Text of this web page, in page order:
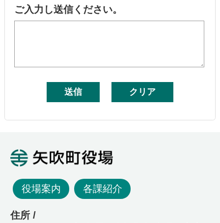
ご入力し送信ください。
役場案内 各課紹介
住所 /